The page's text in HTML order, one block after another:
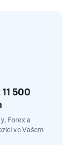
500
Forex a
ve Vašem